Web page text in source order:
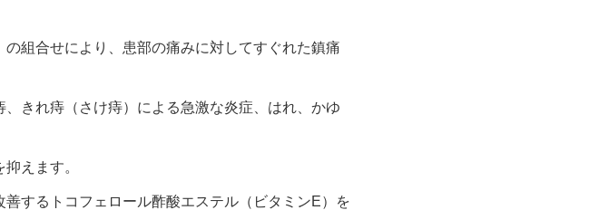
組合せにより、患部の痛みに対してすぐれた鎮痛
きれ痔（さけ痔）による急激な炎症、はれ、かゆ
えます。
するトコフェロール酢酸エステル（ビタミンE）を